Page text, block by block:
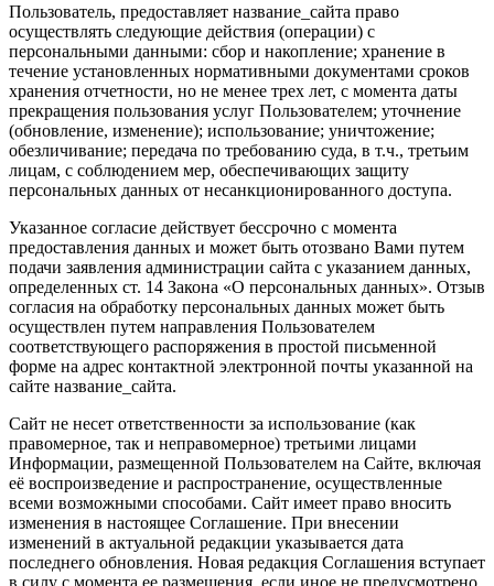
Пользователь, предоставляет название_сайта право
осуществлять следующие действия (операции) с
персональными данными: сбор и накопление; хранение в
течение установленных нормативными документами сроков
хранения отчетности, но не менее трех лет, с момента даты
прекращения пользования услуг Пользователем; уточнение
(обновление, изменение); использование; уничтожение;
обезличивание; передача по требованию суда, в т.ч., третьим
лицам, с соблюдением мер, обеспечивающих защиту
персональных данных от несанкционированного доступа.
Указанное согласие действует бессрочно с момента
предоставления данных и может быть отозвано Вами путем
подачи заявления администрации сайта с указанием данных,
определенных ст. 14 Закона «О персональных данных». Отзыв
согласия на обработку персональных данных может быть
осуществлен путем направления Пользователем
соответствующего распоряжения в простой письменной
форме на адрес контактной электронной почты указанной на
сайте название_сайта.
Сайт не несет ответственности за использование (как
правомерное, так и неправомерное) третьими лицами
Информации, размещенной Пользователем на Сайте, включая
её воспроизведение и распространение, осуществленные
всеми возможными способами. Сайт имеет право вносить
изменения в настоящее Соглашение. При внесении
изменений в актуальной редакции указывается дата
последнего обновления. Новая редакция Соглашения вступает
в силу с момента ее размещения, если иное не предусмотрено